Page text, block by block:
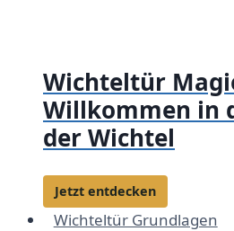
Wichteltür
Willkommen in
der Wichtel
Jetzt entdecken
Wichteltür Grundlagen